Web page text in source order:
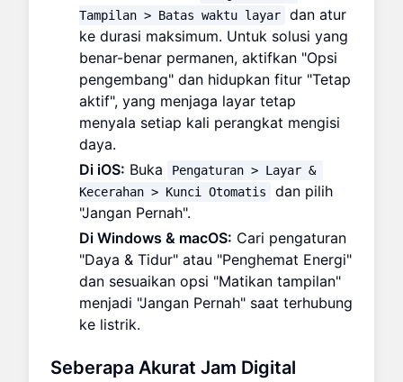
Tampilan > Batas waktu layar
dan atur
ke durasi maksimum. Untuk solusi yang
benar-benar permanen, aktifkan "Opsi
pengembang" dan hidupkan fitur "Tetap
aktif", yang menjaga layar tetap
menyala setiap kali perangkat mengisi
daya.
Di iOS: Buka
Pengaturan > Layar &
Kecerahan > Kunci Otomatis
dan pilih
"Jangan Pernah".
Di Windows & macOS: Cari pengaturan
"Daya & Tidur" atau "Penghemat Energi"
dan sesuaikan opsi "Matikan tampilan"
menjadi "Jangan Pernah" saat terhubung
ke listrik.
Seberapa Akurat Jam Digital